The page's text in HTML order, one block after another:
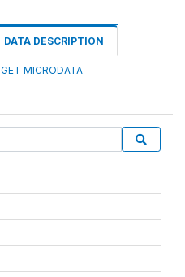
DATA DESCRIPTION
GET MICRODATA